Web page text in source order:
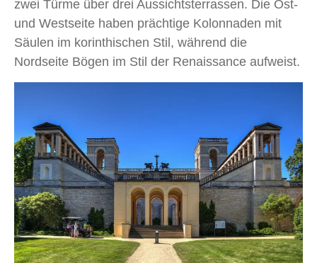
zwei Türme über drei Aussichtsterrassen. Die Ost-
und Westseite haben prächtige Kolonnaden mit
Säulen im korinthischen Stil, während die
Nordseite Bögen im Stil der Renaissance aufweist.